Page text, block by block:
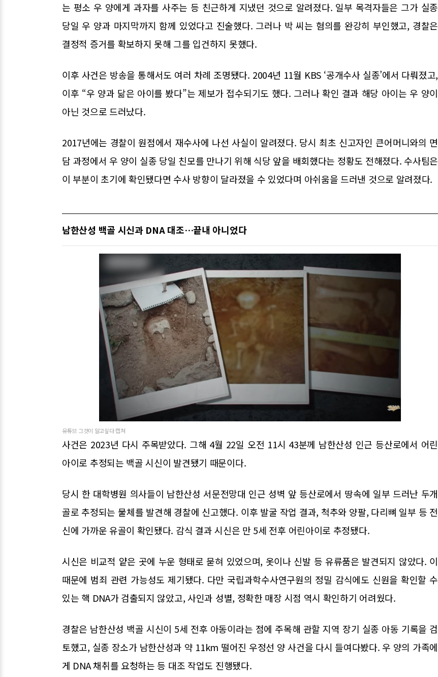
는 평소 우 양에게 과자를 사주는 등 친근하게 지냈던 것으로 알려졌다. 일부 목격자들은 그가 실종
당일 우 양과 마지막까지 함께 있었다고 진술했다. 그러나 박 씨는 혐의를 완강히 부인했고, 경찰은
결정적 증거를 확보하지 못해 그를 입건하지 못했다.
이후 사건은 방송을 통해서도 여러 차례 조명됐다. 2004년 11월 KBS ‘공개수사 실종’에서 다뤄졌고,
이후 “우 양과 닮은 아이를 봤다”는 제보가 접수되기도 했다. 그러나 확인 결과 해당 아이는 우 양이
아닌 것으로 드러났다.
2017년에는 경찰이 원점에서 재수사에 나선 사실이 알려졌다. 당시 최초 신고자인 큰어머니와의 면
담 과정에서 우 양이 실종 당일 친모를 만나기 위해 식당 앞을 배회했다는 정황도 전해졌다. 수사팀은
이 부분이 초기에 확인됐다면 수사 방향이 달라졌을 수 있었다며 아쉬움을 드러낸 것으로 알려졌다.
남한산성 백골 시신과 DNA 대조…끝내 아니었다
유튜브 그것이 알고싶다 캡쳐
사건은 2023년 다시 주목받았다. 그해 4월 22일 오전 11시 43분께 남한산성 인근 등산로에서 어린
아이로 추정되는 백골 시신이 발견됐기 때문이다.
당시 한 대학병원 의사들이 남한산성 서문전망대 인근 성벽 앞 등산로에서 땅속에 일부 드러난 두개
골로 추정되는 물체를 발견해 경찰에 신고했다. 이후 발굴 작업 결과, 척추와 양팔, 다리뼈 일부 등 전
신에 가까운 유골이 확인됐다. 감식 결과 시신은 만 5세 전후 어린아이로 추정됐다.
시신은 비교적 얕은 곳에 누운 형태로 묻혀 있었으며, 옷이나 신발 등 유류품은 발견되지 않았다. 이
때문에 범죄 관련 가능성도 제기됐다. 다만 국립과학수사연구원의 정밀 감식에도 신원을 확인할 수
있는 핵 DNA가 검출되지 않았고, 사인과 성별, 정확한 매장 시점 역시 확인하기 어려웠다.
경찰은 남한산성 백골 시신이 5세 전후 아동이라는 점에 주목해 관할 지역 장기 실종 아동 기록을 검
토했고, 실종 장소가 남한산성과 약 11km 떨어진 우정선 양 사건을 다시 들여다봤다. 우 양의 가족에
게 DNA 채취를 요청하는 등 대조 작업도 진행됐다.